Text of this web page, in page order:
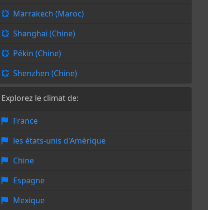
Marrakech (Maroc)
Shanghai (Chine)
Pékin (Chine)
Shenzhen (Chine)
Explorez le climat de:
France
les états-unis d'Amérique
Chine
Espagne
Mexique